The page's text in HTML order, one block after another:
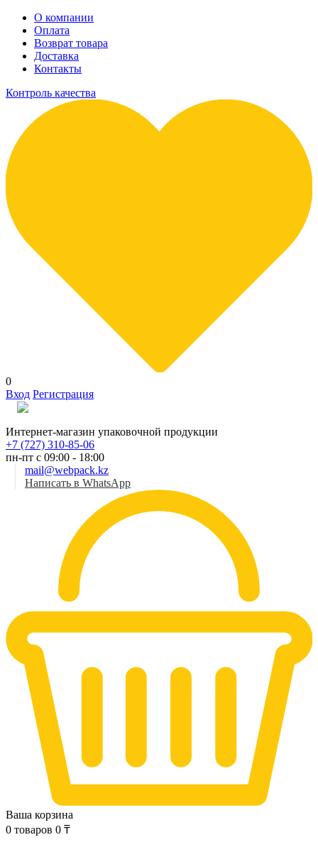
О компании
Оплата
Возврат товара
Доставка
Контакты
Контроль качества
0
Вход Регистрация
Интернет-магазин упаковочной продукции
+7 (727) 310-85-06
пн-пт с 09:00 - 18:00
mail@webpack.kz
Написать в WhatsApp
Ваша корзина
0 товаров 0 ₸